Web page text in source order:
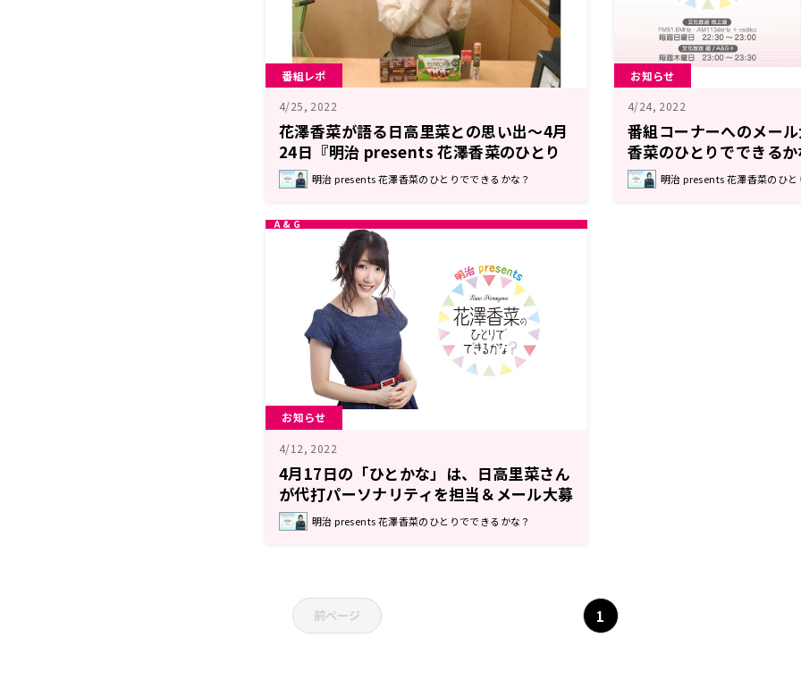
番組レポ
4/25, 2022
花澤香菜が語る日高里菜との思い出～4月
24日『明治 presents 花澤香菜のひとり
でできるかな？』
明治 presents 花澤香菜のひとりでできるかな？
お知らせ
4/24, 2022
番組コーナーへのメー
香菜のひとりでできる
明治 presents 花澤香菜のひ
お知らせ
4/12, 2022
4月17日の「ひとかな」は、日高里菜さん
が代打パーソナリティを担当＆メール大募
集
明治 presents 花澤香菜のひとりでできるかな？
前ページ 1